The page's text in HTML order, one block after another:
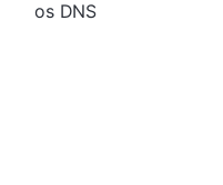
os DNS